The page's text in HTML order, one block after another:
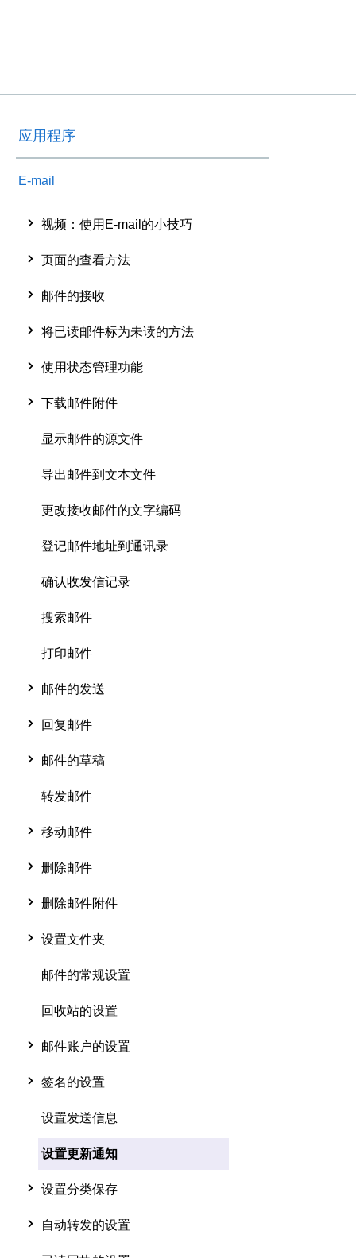
应用程序
E-mail
视频：使用E-mail的小技巧
页面的查看方法
邮件的接收
将已读邮件标为未读的方法
使用状态管理功能
下载邮件附件
显示邮件的源文件
导出邮件到文本文件
更改接收邮件的文字编码
登记邮件地址到通讯录
确认收发信记录
搜索邮件
打印邮件
邮件的发送
回复邮件
邮件的草稿
转发邮件
移动邮件
删除邮件
删除邮件附件
设置文件夹
邮件的常规设置
回收站的设置
邮件账户的设置
签名的设置
设置发送信息
设置更新通知
设置分类保存
自动转发的设置